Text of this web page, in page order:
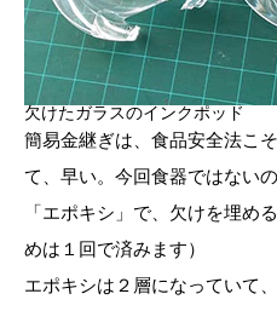
欠けたガラスのインクポッド
簡易金継ぎは、食品安全法こ
て、早い。今回食器ではない
「エポキシ」で、欠けを埋め
めは１回で済みます）
エポキシは２層になっていて